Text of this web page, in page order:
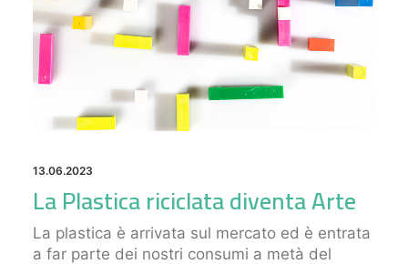
13.06.2023
La Plastica riciclata diventa Arte
La plastica è arrivata sul mercato ed è entrata
a far parte dei nostri consumi a metà del